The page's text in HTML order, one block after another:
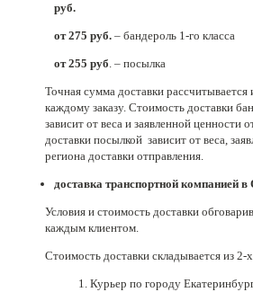
Шнуры, ленты, нитки
По темам и сезонам
Бисер TOHO
Нетемнеющая фурнитура
Всё для вышивки
Проволока
Натуральные камни
Новинки!
руб.
от 275 руб. – бандероль 1-го класса
от 255 руб. – посылка
Точная сумма доставки рассчитывается
каждому заказу. Стоимость доставки
зависит от веса и заявленной ценности
доставки посылкой зависит от веса,
региона доставки отправления.
доставка транспортной компанией
Условия и стоимость доставки
каждым клиентом.
Стоимость доставки складывается из 2-
Курьер по городу